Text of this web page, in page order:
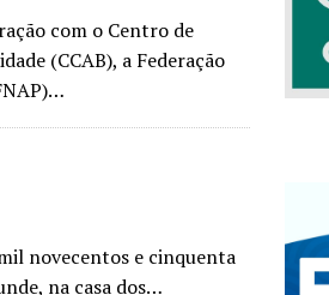
com o Centro de
(CCAB), a Federação
novecentos e cinquenta
na casa dos…